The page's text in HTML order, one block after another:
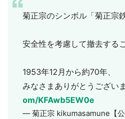
選択する
菊正宗のシンボル「菊正宗
安全性を考慮して撤去する
1953年12月から約70年、
みなさまありがとうござい
om/KFAwb5EW0e
— 菊正宗 kikumasamune【